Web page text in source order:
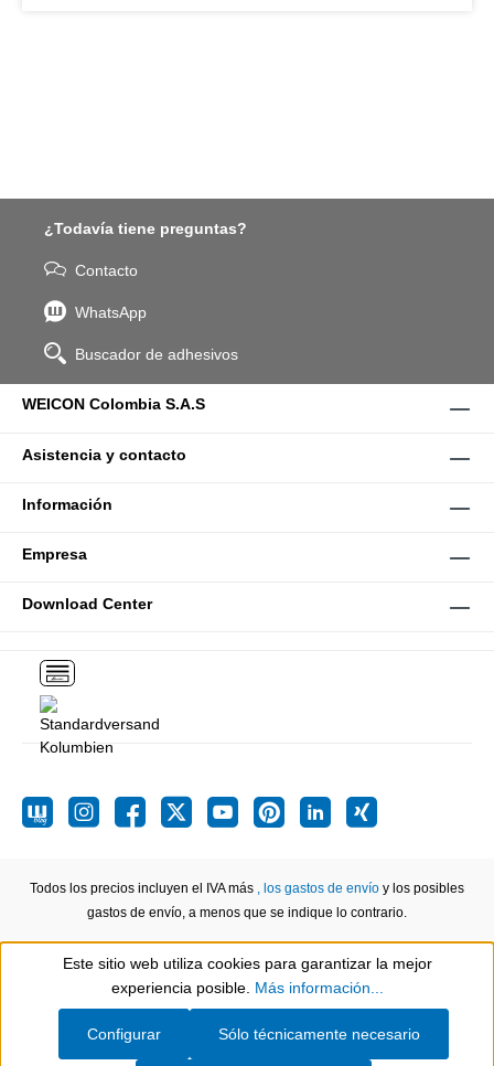
¿Todavía tiene preguntas?
Contacto
WhatsApp
Buscador de adhesivos
WEICON Colombia S.A.S
Asistencia y contacto
Información
Empresa
Download Center
Todos los precios incluyen el IVA más , los gastos de envío y los posibles
gastos de envío, a menos que se indique lo contrario.
Show toolbar
Este sitio web utiliza cookies para garantizar la mejor
experiencia posible. Más información...
Sólo técnicamente necesario
Configurar